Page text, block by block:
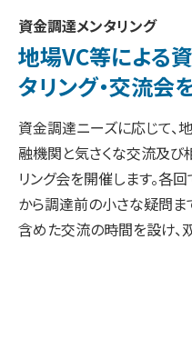
資金調達メンタリング
地場VC等による
タリング・交流会
資金調達ニーズに応じて、
融機関と気さくな交流及び
リング会を開催します。各
から調達前の小さな疑問
含めた交流の時間を設け、